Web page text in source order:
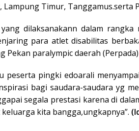
Lampung Timur, Tanggamus.serta
dilaksanakann dalam
para atlet disabilitas
Pekan paralympic daerah
peserta pingki edoarali
bagi saudara-saudara yg
segala prestasi karena di
kita bangga,ungkapnya”.